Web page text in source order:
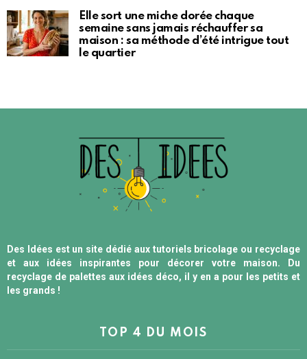
Elle sort une miche dorée chaque
semaine sans jamais réchauffer sa
maison : sa méthode d’été intrigue tout
le quartier
Des Idées est un site dédié aux tutoriels bricolage ou recyclage
et aux idées inspirantes pour décorer votre maison. Du
recyclage de palettes aux idées déco, il y en a pour les petits et
les grands !
TOP 4 DU MOIS